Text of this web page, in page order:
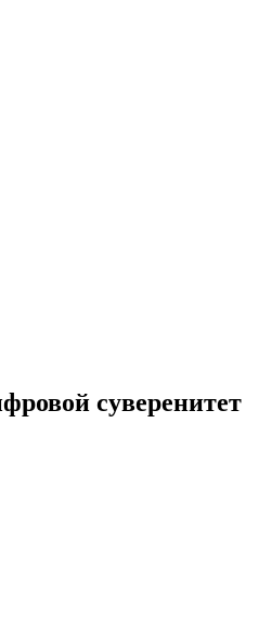
суверенитет